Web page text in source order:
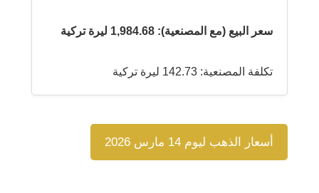
سعر البيع (مع المصنعية): 1,984.68 ليرة تركية
تكلفة المصنعية: 142.73 ليرة تركية
أسعار الذهب ليوم 14 مارس 2026